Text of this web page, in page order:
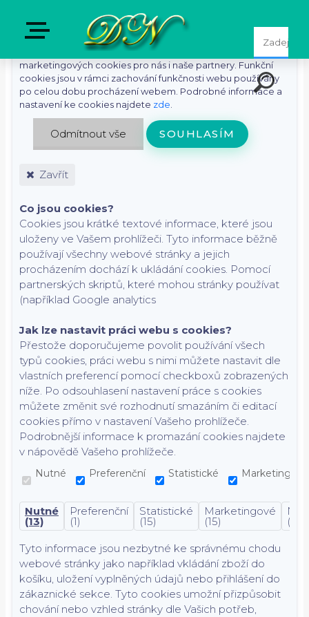
S cílem usnadnit uživatelům používat naše webové stránky
využíváme cookies. Kliknutím na tlačítko "Souhlasím"
souhlasíte s použitím preferenčních, statistických i
marketingových cookies pro nás i naše partnery. Funkční
cookies jsou v rámci zachování funkčnosti webu používány
po celou dobu procházení webem. Podrobné informace a
nastavení ke cookies najdete zde
Odmítnout vše SOUHLASÍM
Zavřít
Co jsou cookies?
Cookies jsou krátké textové informace, které jsou
uloženy ve Vašem prohlížeči. Tyto informace běžně
používají všechny webové stránky a jejich
procházením dochází k ukládání cookies. Pomocí
partnerských skriptů, které mohou stránky používat
(například Google analytics
Jak lze nastavit práci webu s cookies?
Přestože doporučujeme povolit používání všech
typů cookies, práci webu s nimi můžete nastavit dle
vlastních preferencí pomocí checkboxů zobrazených
níže. Po odsouhlasení nastavení práce s cookies
můžete změnit své rozhodnutí smazáním či editací
cookies přímo v nastavení Vašeho prohlížeče.
Podrobnější informace k promazání cookies najdete
v nápovědě Vašeho prohlížeče.
Nutné Preferenční Statistické Marketingové
Nutné
(13)
Preferenční
(1)
Statistické
(15)
Marketingové
(15) (7)
Tyto informace jsou nezbytné ke správnému chodu
webové stránky jako například vkládání zboží do
košíku, uložení vyplněných údajů nebo přihlášení do
zákaznické sekce. Tyto cookies umožní přizpůsobit
chování nebo vzhled stránky dle Vašich potřeb,